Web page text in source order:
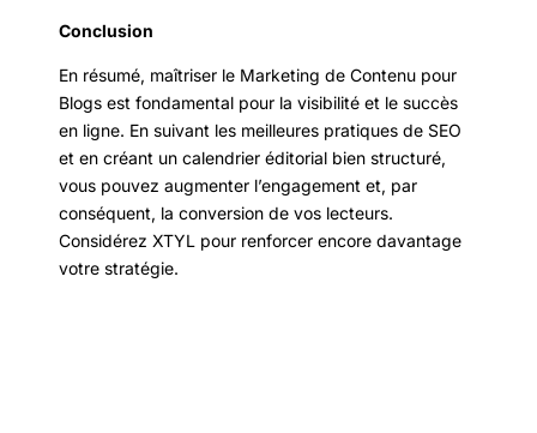
Conclusion
En résumé, maîtriser le Marketing de Contenu pour
Blogs est fondamental pour la visibilité et le succès
en ligne. En suivant les meilleures pratiques de SEO
et en créant un calendrier éditorial bien structuré,
vous pouvez augmenter l’engagement et, par
conséquent, la conversion de vos lecteurs.
Considérez XTYL pour renforcer encore davantage
votre stratégie.